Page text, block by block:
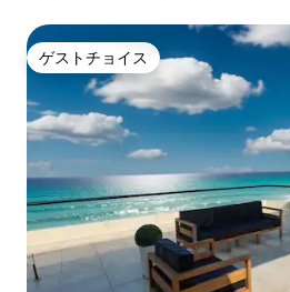
ゲストチョイス
ゲストチョイス